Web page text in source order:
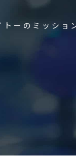
トーのミッショ